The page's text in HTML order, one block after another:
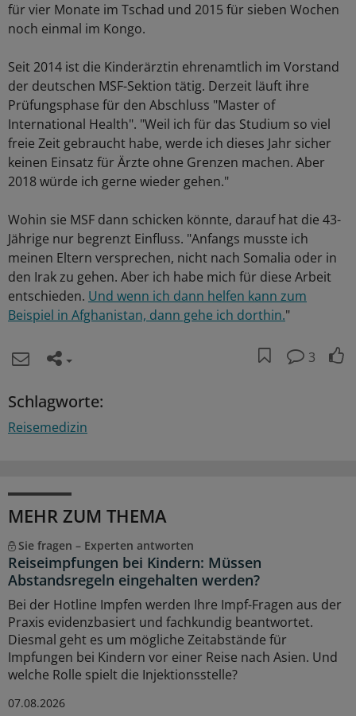
für vier Monate im Tschad und 2015 für sieben Wochen
noch einmal im Kongo.
Seit 2014 ist die Kinderärztin ehrenamtlich im Vorstand
der deutschen MSF-Sektion tätig. Derzeit läuft ihre
Prüfungsphase für den Abschluss "Master of
International Health". "Weil ich für das Studium so viel
freie Zeit gebraucht habe, werde ich dieses Jahr sicher
keinen Einsatz für Ärzte ohne Grenzen machen. Aber
2018 würde ich gerne wieder gehen."
Wohin sie MSF dann schicken könnte, darauf hat die 43-
Jährige nur begrenzt Einfluss. "Anfangs musste ich
meinen Eltern versprechen, nicht nach Somalia oder in
den Irak zu gehen. Aber ich habe mich für diese Arbeit
entschieden. Und wenn ich dann helfen kann zum
Beispiel in Afghanistan, dann gehe ich dorthin."
3
Schlagworte:
Reisemedizin
MEHR ZUM THEMA
Sie fragen – Experten antworten
Reiseimpfungen bei Kindern: Müssen
Abstandsregeln eingehalten werden?
Bei der Hotline Impfen werden Ihre Impf-Fragen aus der
Praxis evidenzbasiert und fachkundig beantwortet.
Diesmal geht es um mögliche Zeitabstände für
Impfungen bei Kindern vor einer Reise nach Asien. Und
welche Rolle spielt die Injektionsstelle?
07.08.2026